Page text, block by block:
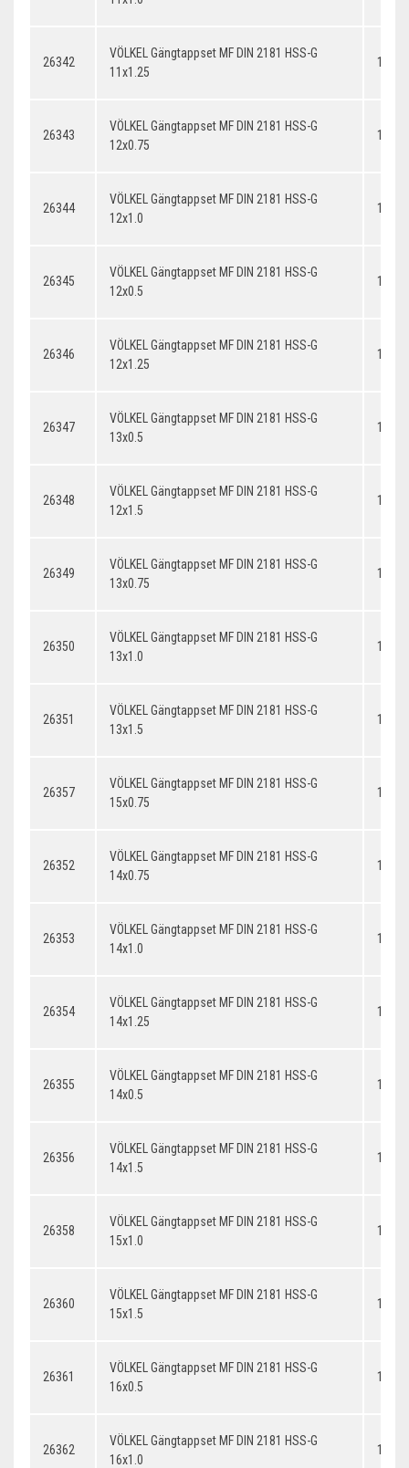
26342
VÖLKEL Gängtappset MF DIN 2181 HSS-G
11x1.25
26343
VÖLKEL Gängtappset MF DIN 2181 HSS-G
12x0.75
26344
VÖLKEL Gängtappset MF DIN 2181 HSS-G
12x1.0
26345
VÖLKEL Gängtappset MF DIN 2181 HSS-G
12x0.5
26346
VÖLKEL Gängtappset MF DIN 2181 HSS-G
12x1.25
26347
VÖLKEL Gängtappset MF DIN 2181 HSS-G
13x0.5
26348
VÖLKEL Gängtappset MF DIN 2181 HSS-G
12x1.5
26349
VÖLKEL Gängtappset MF DIN 2181 HSS-G
13x0.75
26350
VÖLKEL Gängtappset MF DIN 2181 HSS-G
13x1.0
26351
VÖLKEL Gängtappset MF DIN 2181 HSS-G
13x1.5
26357
VÖLKEL Gängtappset MF DIN 2181 HSS-G
15x0.75
26352
VÖLKEL Gängtappset MF DIN 2181 HSS-G
14x0.75
26353
VÖLKEL Gängtappset MF DIN 2181 HSS-G
14x1.0
26354
VÖLKEL Gängtappset MF DIN 2181 HSS-G
14x1.25
26355
VÖLKEL Gängtappset MF DIN 2181 HSS-G
14x0.5
26356
VÖLKEL Gängtappset MF DIN 2181 HSS-G
14x1.5
26358
VÖLKEL Gängtappset MF DIN 2181 HSS-G
15x1.0
26360
VÖLKEL Gängtappset MF DIN 2181 HSS-G
15x1.5
26361
VÖLKEL Gängtappset MF DIN 2181 HSS-G
16x0.5
26362
VÖLKEL Gängtappset MF DIN 2181 HSS-G
16x1.0